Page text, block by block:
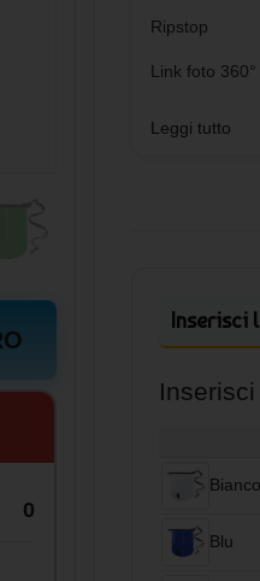
0
Ripstop
Link foto 360°
Leggi tutto
Inserisci
Bianco
Blu